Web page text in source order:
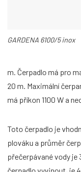
GARDENA 6100/5 inox
m. Čerpadlo má pro
20 m. Maximální
má příkon 1100 W a
Toto čerpadlo je
plováku a průměr
přečerpávané vody je